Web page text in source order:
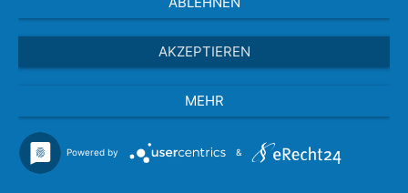
AKZEPTIEREN
MEHR
Powered by &